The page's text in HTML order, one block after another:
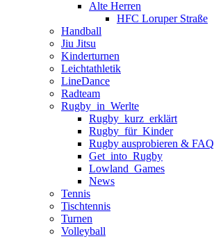
Alte Herren
HFC Loruper Straße
Handball
Jiu Jitsu
Kinderturnen
Leichtathletik
LineDance
Radteam
Rugby_in_Werlte
Rugby_kurz_erklärt
Rugby_für_Kinder
Rugby ausprobieren & FAQ
Get_into_Rugby
Lowland_Games
News
Tennis
Tischtennis
Turnen
Volleyball